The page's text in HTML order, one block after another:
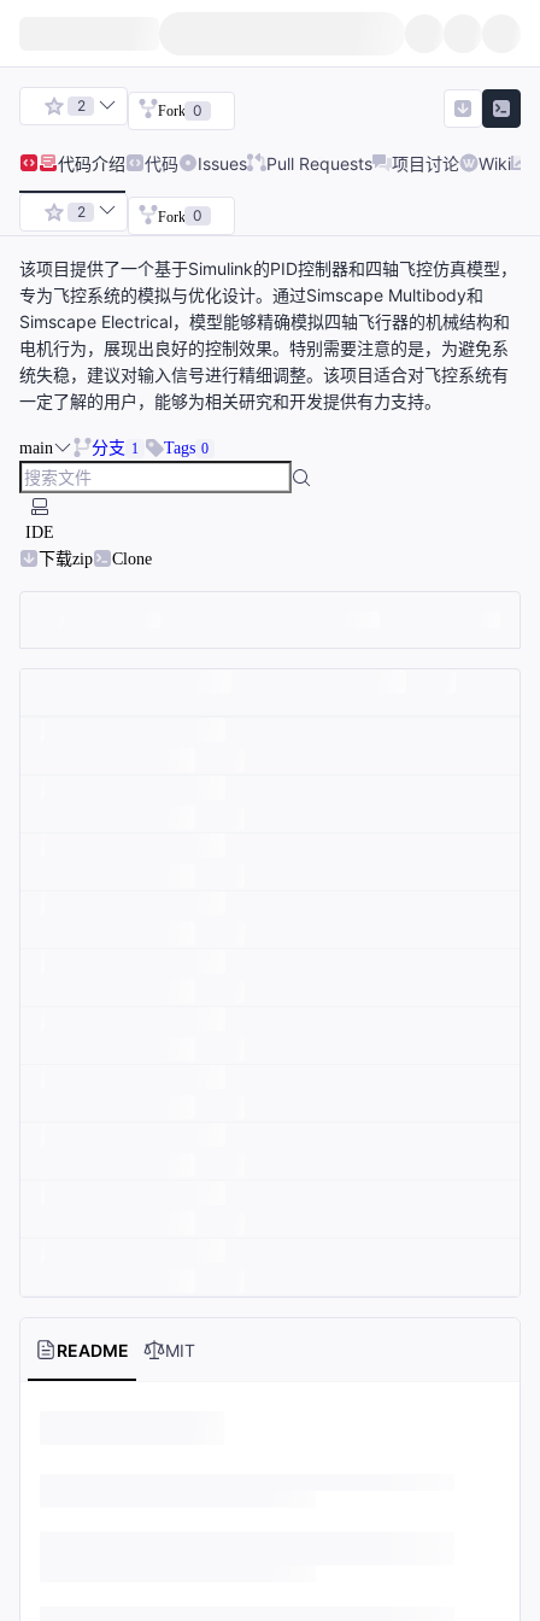
2 Fork 0
代码介绍 代码 Issues Pull Requests 项目讨论 Wiki
2 Fork 0
该项目提供了一个基于Simulink的PID控制器和四轴飞控仿真模型，
专为飞控系统的模拟与优化设计。通过Simscape Multibody和
Simscape Electrical，模型能够精确模拟四轴飞行器的机械结构和
电机行为，展现出良好的控制效果。特别需要注意的是，为避免系
统失稳，建议对输入信号进行精细调整。该项目适合对飞控系统有
一定了解的用户，能够为相关研究和开发提供有力支持。
main 分支 1 Tags 0
IDE
下载zip
Clone
README MIT